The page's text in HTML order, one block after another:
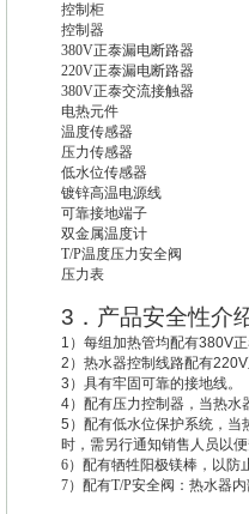
控制柜
控制器
380V正泰漏电断路器
220V正泰漏电断路器
380V正泰交流接触器
电热元件
温度传感器
压力传感器
低水位传感器
镀锌高温电源线
可靠接地端子
双金属温度计
T/P温度压力安全阀
压力表
3 ．产品安全性介
1 ）每组加热管均配有380V
2 ）热水器控制线路配有220V
3 ）具有牢固可靠的接地线。
4）配有压力控制器，当热水
5 ）配有低水位保护系统， 当
时，需另行通知销售人员以
6）配有牺牲阳极镁棒，以防
7）配有T/P安全阀：热水器